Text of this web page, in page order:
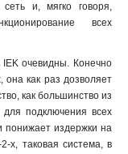
и, мягко говоря,
всех
очевидны. Конечно
как раз дозволяет
как большинство из
для подключения всех
понижает издержки на
х, таковая система, в